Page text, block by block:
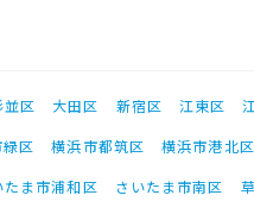
並区 大田区 新宿区 江東区
区 横浜市都筑区 横浜市港北区
たま市浦和区 さいたま市南区